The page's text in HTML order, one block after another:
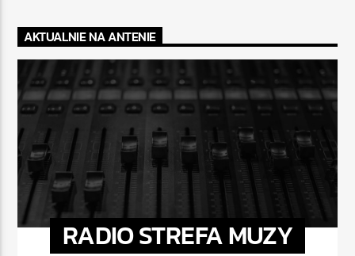
AKTUALNIE NA ANTENIE
RADIO STREFA MUZY